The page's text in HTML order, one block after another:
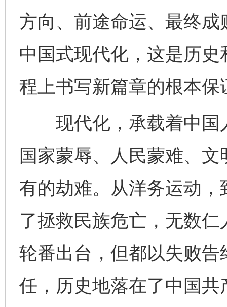
方向、前途命运、最终
中国式现代化，这是历
程上书写新篇章的根本保
现代化，承载着中国
国家蒙辱、人民蒙难、
有的劫难。从洋务运动
了拯救民族危亡，无数
轮番出台，但都以失败
任，历史地落在了中国